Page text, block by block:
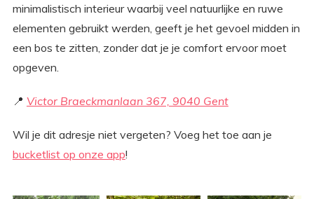
minimalistisch interieur waarbij veel natuurlijke en ruwe
elementen gebruikt werden, geeft je het gevoel midden in
een bos te zitten, zonder dat je je comfort ervoor moet
opgeven.
📍 Victor Braeckmanlaan 367, 9040 Gent
Wil je dit adresje niet vergeten? Voeg het toe aan je
bucketlist op onze app!